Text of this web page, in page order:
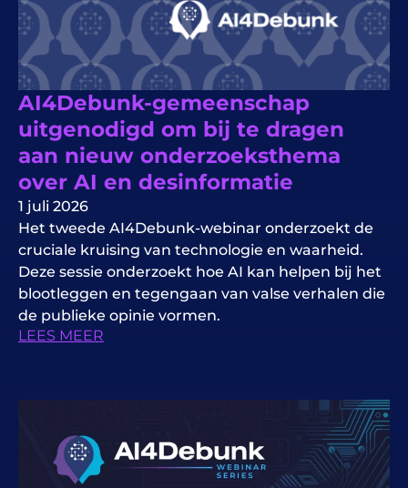
AI4Debunk-gemeenschap
uitgenodigd om bij te dragen
aan nieuw onderzoeksthema
over AI en desinformatie
1 juli 2026
Het tweede AI4Debunk-webinar onderzoekt de
cruciale kruising van technologie en waarheid.
Deze sessie onderzoekt hoe AI kan helpen bij het
blootleggen en tegengaan van valse verhalen die
de publieke opinie vormen.
LEES MEER